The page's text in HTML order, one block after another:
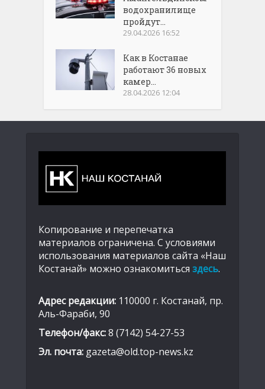
водохранилище
пройдут...
29.04.2026 16:52
Как в Костанае
работают 36 новых
камер...
28.04.2026 12:04
Копирование и перепечатка
материалов ограничена. С условиями
использования материалов сайта «Наш
Костанай» можно ознакомиться здесь.
Адрес редакции: 110000 г. Костанай, пр.
Аль-Фараби, 90
Телефон/факс:8 (7142) 54-27-53
Эл. почта: gazeta@old.top-news.kz